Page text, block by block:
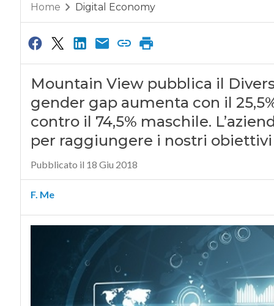
Home Digital Economy
Mountain View pubblica il
gender gap aumenta con il
contro il 74,5% maschile.
per raggiungere i nostri
Pubblicato il 18 Giu 2018
F. Me